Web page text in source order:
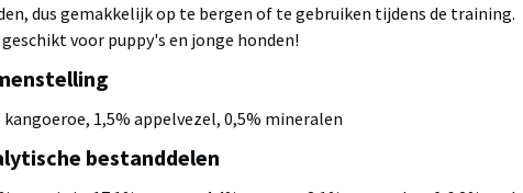
dus gemakkelijk op te bergen of te gebruiken tijdens de training.
voor puppy's en jonge honden!
kangoeroe, 1,5% appelvezel, 0,5% mineralen
bestanddelen